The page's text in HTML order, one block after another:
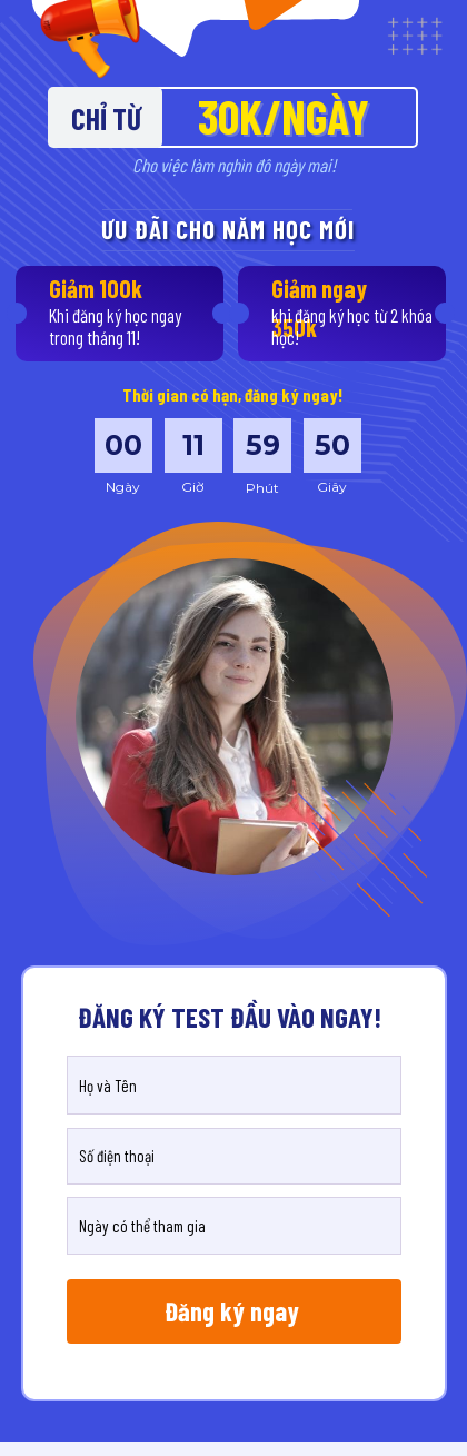
CHỈ TỪ 30K/NGÀY
Cho việc làm nghìn đô ngày mai!
Giảm 100k
Khi đăng ký học ngay
trong tháng 11!
Thời gian có hạn, đăng ký ngay!
Giây
Phút
Giờ
Ngày
00 11 59 48
Giảm ngay
350k
khi đăng ký học từ 2 khóa
học!
ƯU ĐÃI CHO NĂM HỌC MỚI
ĐĂNG KÝ TEST ĐẦU VÀO NGAY!
Đăng ký ngay